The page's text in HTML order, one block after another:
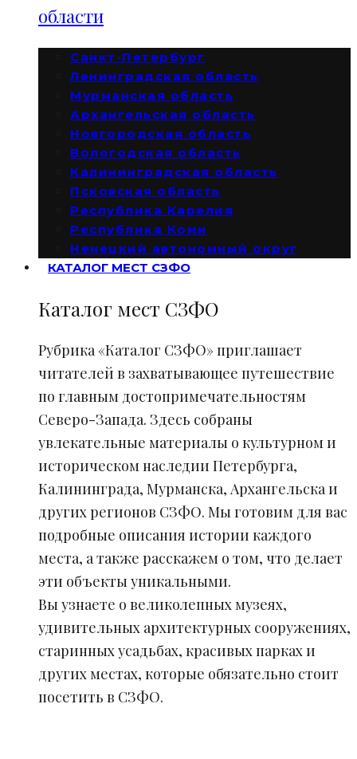
области
Санкт-Петербург
Ленинградская область
Мурманская область
Архангельская область
Новгородская область
Вологодская область
Калининградская область
Псковская область
Республика Карелия
Республика Коми
Ненецкий автономный округ
КАТАЛОГ МЕСТ СЗФО
Каталог мест СЗФО
Рубрика «Каталог СЗФО» приглашает
читателей в захватывающее путешествие
по главным достопримечательностям
Северо-Запада. Здесь собраны
увлекательные материалы о культурном и
историческом наследии Петербурга,
Калининграда, Мурманска, Архангельска и
других регионов СЗФО. Мы готовим для вас
подробные описания истории каждого
места, а также расскажем о том, что делает
эти объекты уникальными.
Вы узнаете о великолепных музеях,
удивительных архитектурных сооружениях,
старинных усадьбах, красивых парках и
других местах, которые обязательно стоит
посетить в СЗФО.